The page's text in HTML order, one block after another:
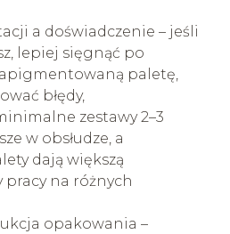
a doświadczenie – jeśli
lepiej sięgnąć po
paletę,
błędy,
zestawy 2–3
w obsłudze, a
dają większą
pracy na różnych
opakowania –